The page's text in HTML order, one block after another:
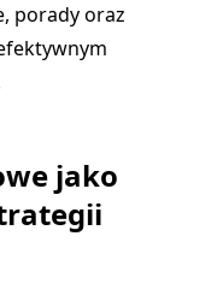
porady oraz
jako